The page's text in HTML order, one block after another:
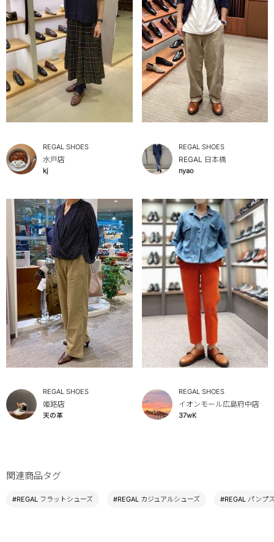
REGAL SHOES
水戸店
kj
REGAL SHOES
REGAL 日本橋
nyao
REGAL SHOES
姫路店
天の革
REGAL SHOES
イオンモール広島府中店
37wK
関連商品タグ
#REGAL フラットシューズ #REGAL カジュアルシューズ #REGAL パンプ